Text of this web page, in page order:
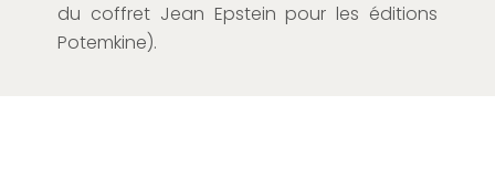
du coffret Jean Epstein pour les éditions
Potemkine).